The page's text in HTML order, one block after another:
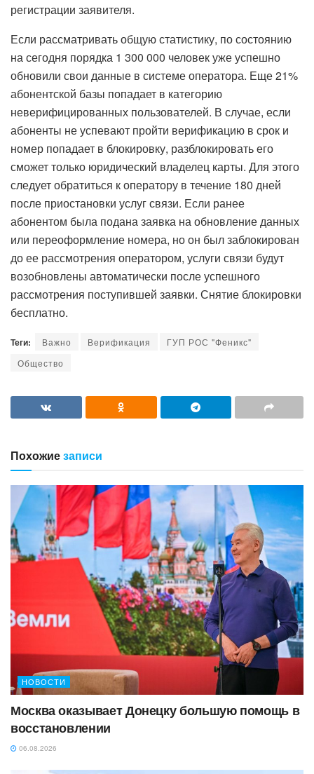
регистрации заявителя.
Если рассматривать общую статистику, по состоянию
на сегодня порядка 1 300 000 человек уже успешно
обновили свои данные в системе оператора. Еще 21%
абонентской базы попадает в категорию
неверифицированных пользователей. В случае, если
абоненты не успевают пройти верификацию в срок и
номер попадает в блокировку, разблокировать его
сможет только юридический владелец карты. Для этого
следует обратиться к оператору в течение 180 дней
после приостановки услуг связи. Если ранее
абонентом была подана заявка на обновление данных
или переоформление номера, но он был заблокирован
до ее рассмотрения оператором, услуги связи будут
возобновлены автоматически после успешного
рассмотрения поступившей заявки. Снятие блокировки
бесплатно.
Теги: Важно Верификация
ГУП РОС "Феникс"
Общество
Похожиезаписи
НОВОСТИ
Москва оказывает Донецку большую помощь в
восстановлении
06.08.2026